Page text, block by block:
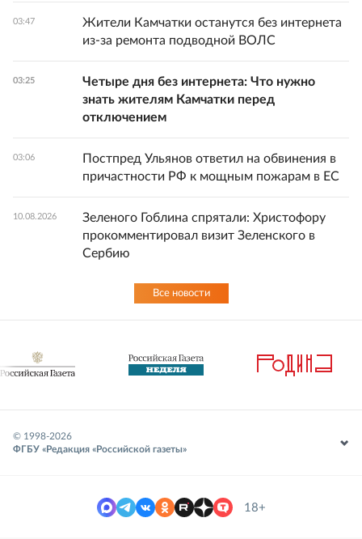
03:47
Жители Камчатки останутся без интернета
из-за ремонта подводной ВОЛС
03:25
Четыре дня без интернета: Что нужно
знать жителям Камчатки перед
отключением
03:06
Постпред Ульянов ответил на обвинения в
причастности РФ к мощным пожарам в ЕС
10.08.2026
Зеленого Гоблина спрятали: Христофору
прокомментировал визит Зеленского в
Сербию
Все новости
© 1998-2026
ФГБУ «Редакция «Российской газеты»
18+